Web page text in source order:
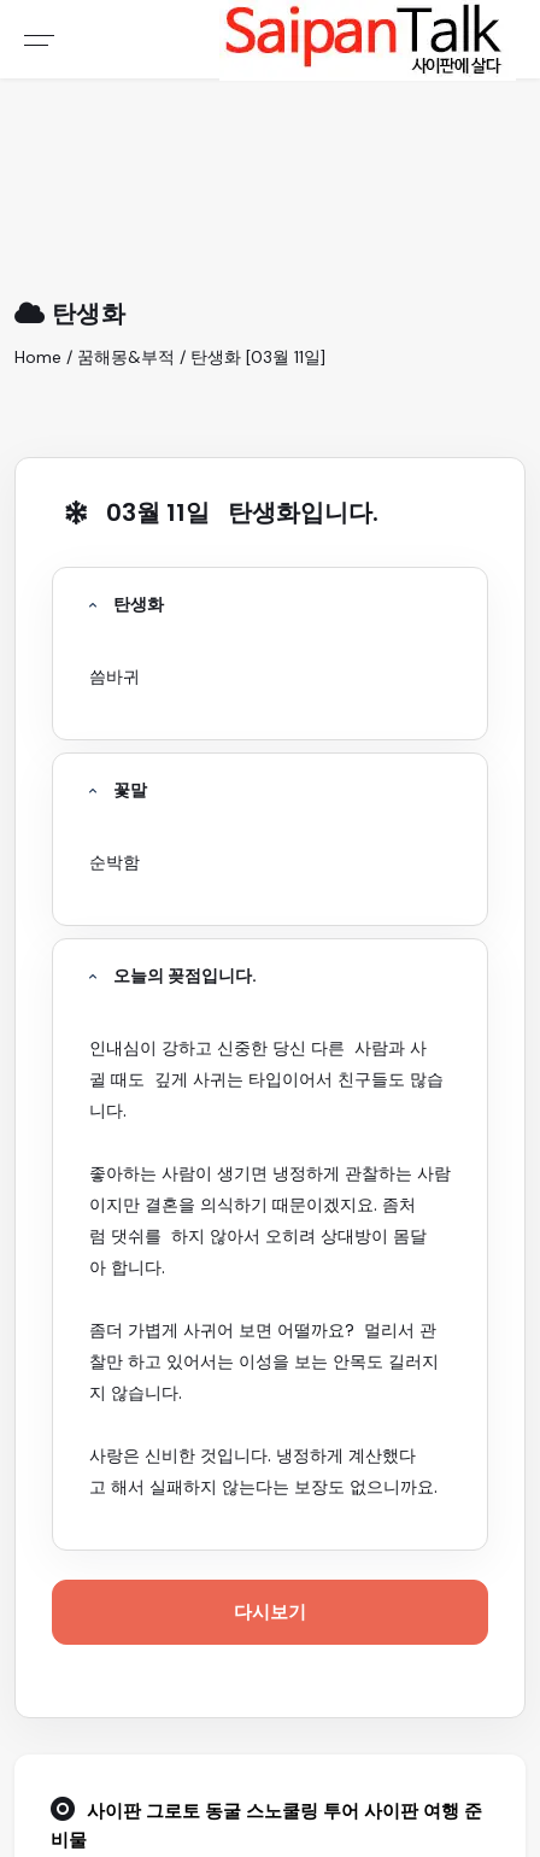
탄생화
Home / 꿈해몽&부적 / 탄생화 [03월 11일]
03월 11일 탄생화입니다.
탄생화
씀바귀
꽃말
순박함
오늘의 꽂점입니다.
인내심이 강하고 신중한 당신 다른 사람과 사
귈 때도 깊게 사귀는 타입이어서 친구들도 많습
니다.
좋아하는 사람이 생기면 냉정하게 관찰하는 사람
이지만 결혼을 의식하기 때문이겠지요. 좀처
럼 댓쉬를 하지 않아서 오히려 상대방이 몸달
아 합니다.
좀더 가볍게 사귀어 보면 어떨까요? 멀리서 관
찰만 하고 있어서는 이성을 보는 안목도 길러지
지 않습니다.
사랑은 신비한 것입니다. 냉정하게 계산했다
고 해서 실패하지 않는다는 보장도 없으니까요.
다시보기
사이판 그로토 동굴 스노쿨링 투어 사이판 여행 준
비물
여행정보
생활정보
갤러리 & 동영상